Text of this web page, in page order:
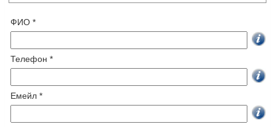
ФИО *
Телефон *
Емейл *